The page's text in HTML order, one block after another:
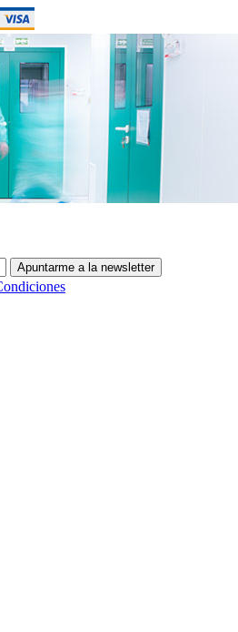
Apuntarme a la newsletter